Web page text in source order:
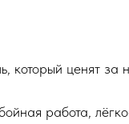
который ценят за
работа,